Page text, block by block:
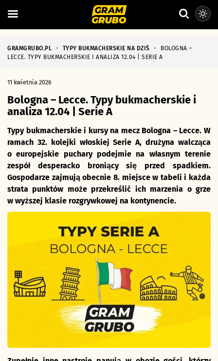
GRAMGRUBO.PL - TYPY BUKMACHERSKIE NA DZIŚ -
BOLOGNA –
LECCE. TYPY BUKMACHERSKIE I ANALIZA 12.04 | SERIE A
11 kwietnia 2026
Bologna – Lecce. Typy bukmacherskie i
analiza 12.04 | Serie A
Typy bukmacherskie i kursy na mecz Bologna – Lecce. W
ramach 32. kolejki włoskiej Serie A, drużyna walcząca
o europejskie puchary podejmie na własnym terenie
zespół desperacko broniący się przed spadkiem.
Gospodarze zajmują obecnie 8. miejsce w tabeli i każda
strata punktów może przekreślić ich marzenia o grze
w wyższej klasie rozgrywkowej na kontynencie.